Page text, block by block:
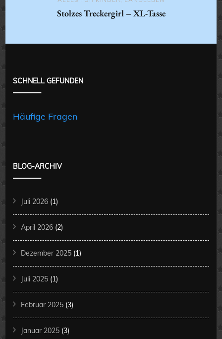
Stolzes Treckergirl – XL-Tasse
SCHNELL GEFUNDEN
Häufige Fragen
BLOG-ARCHIV
Juli 2026 (1)
April 2026 (2)
Dezember 2025 (1)
Juli 2025 (1)
Februar 2025 (3)
Januar 2025 (3)